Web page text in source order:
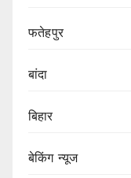
फतेहपुर
बांदा
बिहार
बेकिंग न्यूज